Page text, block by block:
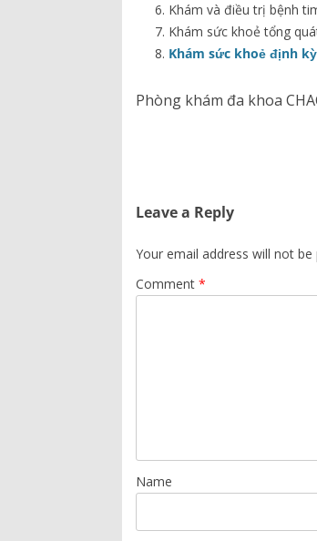
Khám và điều trị bệnh
Khám sức khoẻ tổng
Khám sức khoẻ định kỳ
Phòng khám đa khoa
Leave a Reply
Your email address will not be
Comment*
Name